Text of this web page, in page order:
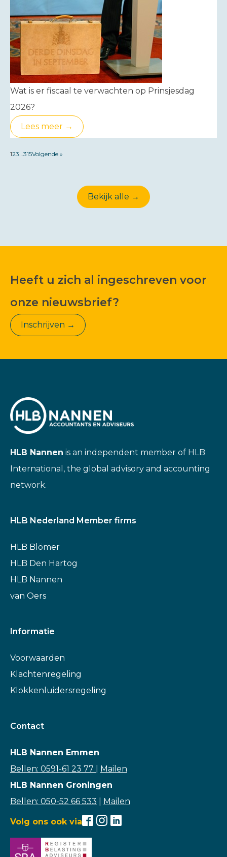
Wat is er fiscaal te verwachten op Prinsjesdag
2026?
Lees meer →
123 315Volgende »
Bekijk alle →
Heeft u zich al ingeschreven voor
onze nieuwsbrief?
Inschrijven →
HLB Nannen is an independent member of HLB
International, the global advisory and accounting
network.
HLB Nederland Member firms
HLB Blömer
HLB Den Hartog
HLB Nannen
van Oers
Informatie
Voorwaarden
Klachtenregeling
Klokkenluidersregeling
Contact
HLB Nannen Emmen
Bellen: 0591-61 23 77
Mailen
HLB Nannen Groningen
Bellen: 050-52 66 533
Mailen
Volg ons ook via